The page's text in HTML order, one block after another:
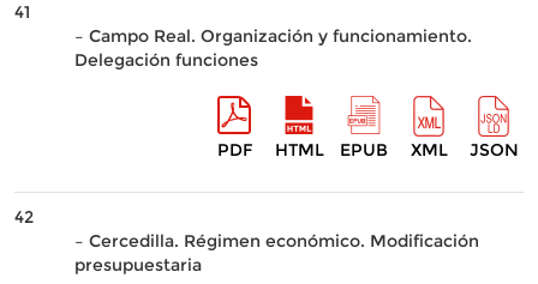
41
– Campo Real. Organización y funcionamiento.
Delegación funciones
PDF HTML EPUB XML JSON
42
– Cercedilla. Régimen económico. Modificación
presupuestaria